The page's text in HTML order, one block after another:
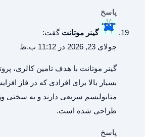
پاسخ
گینر موتانت گفت:
جولای 23, 2026 در 11:12 ب.ظ
گینر موتانت با هدف تامین کالری،
بسیار بالا برای افرادی که در فاز
متابولیسم سریعی دارند و به سختی
طراحی شده است.
پاسخ